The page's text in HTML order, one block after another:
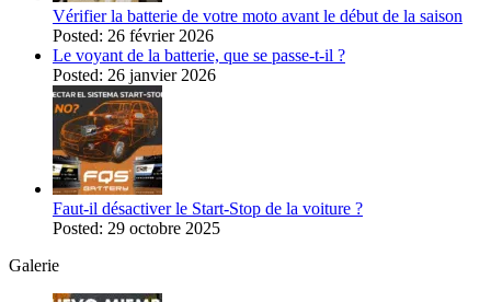
Vérifier la batterie de votre moto avant le début de la saison
Posted: 26 février 2026
Le voyant de la batterie, que se passe-t-il ?
Posted: 26 janvier 2026
Faut-il désactiver le Start-Stop de la voiture ?
Posted: 29 octobre 2025
Galerie